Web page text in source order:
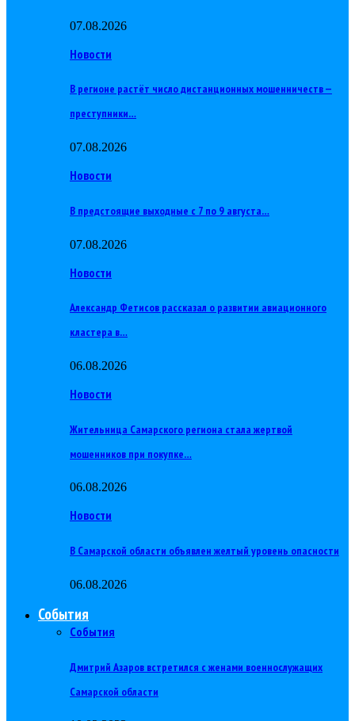
07.08.2026
Новости
В регионе растёт число дистанционных мошенничеств —
преступники…
07.08.2026
Новости
В предстоящие выходные с 7 по 9 августа…
07.08.2026
Новости
Александр Фетисов рассказал о развитии авиационного
кластера в…
06.08.2026
Новости
Жительница Самарского региона стала жертвой
мошенников при покупке…
06.08.2026
Новости
В Самарской области объявлен желтый уровень опасности
06.08.2026
События
События
Дмитрий Азаров встретился с женами военнослужащих
Самарской области